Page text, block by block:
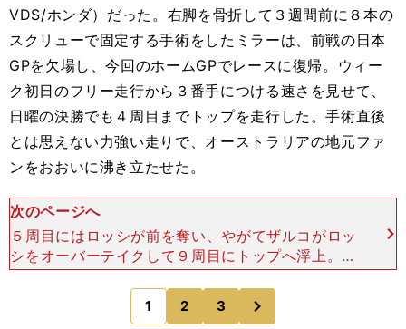
VDS/ホンダ）だった。右脚を骨折して３週間前に８本の
スクリューで固定する手術をしたミラーは、前戦の日本
GPを欠場し、今回のホームGPでレースに復帰。ウィー
ク初日のフリー走行から３番手につける速さを見せて、
日曜の決勝でも４周目までトップを走行した。手術直後
とは思えない力強い走りで、オーストラリアの地元ファ
ンをおおいに沸き立たせた。
次のページへ
５周目にはロッシが前を奪い、やがてザルコがロッ
シをオーバーテイクして９周目にトップへ浮上。レ
ース終盤が近づくと、ビニャーレスも彼らをパスし
て一時は先頭に立った。後ろから追いついてきたイ
アンノーネも、隙
1 2 3